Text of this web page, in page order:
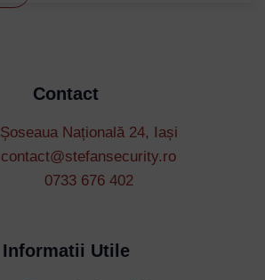
Contact
Șoseaua Națională 24, Iași
contact@stefansecurity.ro
0733 676 402
Informatii Utile